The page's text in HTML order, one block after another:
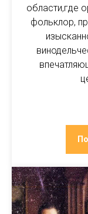
области,где
фольклор,